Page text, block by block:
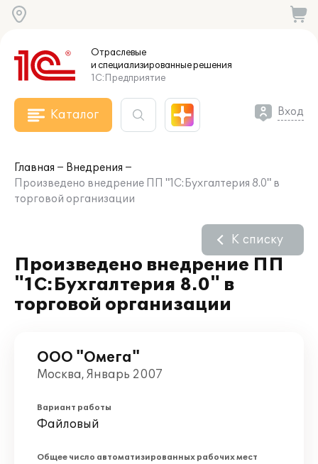
Отраслевые
и специализированныерешения
1С:Предприятие
Каталог Вход
Главная
Внедрения
Произведено внедрение ПП "1С:Бухгалтерия 8.0" в
торговой организации
Произведено внедрение ПП
"1С:Бухгалтерия 8.0" в
торговой организации
К списку
ООО "Омега"
Москва, Январь 2007
Вариант работы
Файловый
Общее число автоматизированных рабочих мест